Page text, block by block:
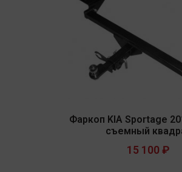
Фаркоп KIA Sportage
съемный
15 100 ₽